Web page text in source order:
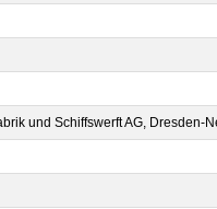
und Schiffswerft AG, Dresden-